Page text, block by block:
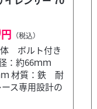
円 （税込）
ボルト付き
：約66ｍｍ
ｍ 材質：鉄 耐
ス専用設計の